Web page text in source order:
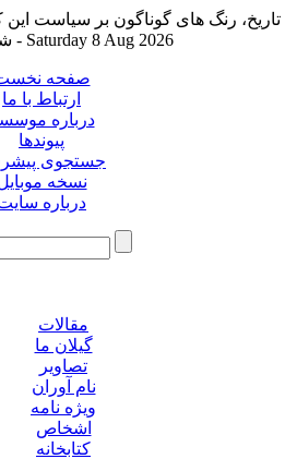
شنبه ۱۷ مرداد ۱۴۰۵ - Saturday 8 Aug 2026
صفحه
ارتباط با ما
درباره
پیوندها
جستجوی
نسخه
درباره
مقالات
گیلان ما
تصاویر
نام آوران
ویژه نامه
اشخاص
کتابخانه